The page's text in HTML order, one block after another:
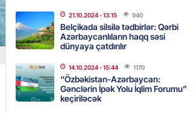
Paşinyan ondan narazıdır
05.08.2026- 15:45
HADISƏ
Qəbiristanlıqda İNSİDENT: mollanı
söydü, həbs olundu
21.10.2024- 13:15 940
Belçikada silsilə tədbirlər: Qərbi
Azərbaycanlıların haqq səsi
dünyaya çatdırılır
14.10.2024- 15:44 1170
“Özbəkistan-Azərbaycan:
Gənclərin İpək Yolu İqlim Forumu”
keçiriləcək